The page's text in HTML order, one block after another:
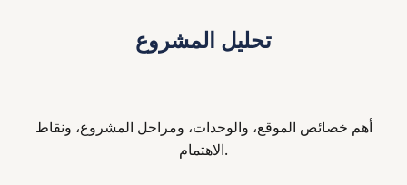
تحليل المشروع
أهم خصائص الموقع، والوحدات، ومراحل المشروع، ونقاط
الاهتمام.